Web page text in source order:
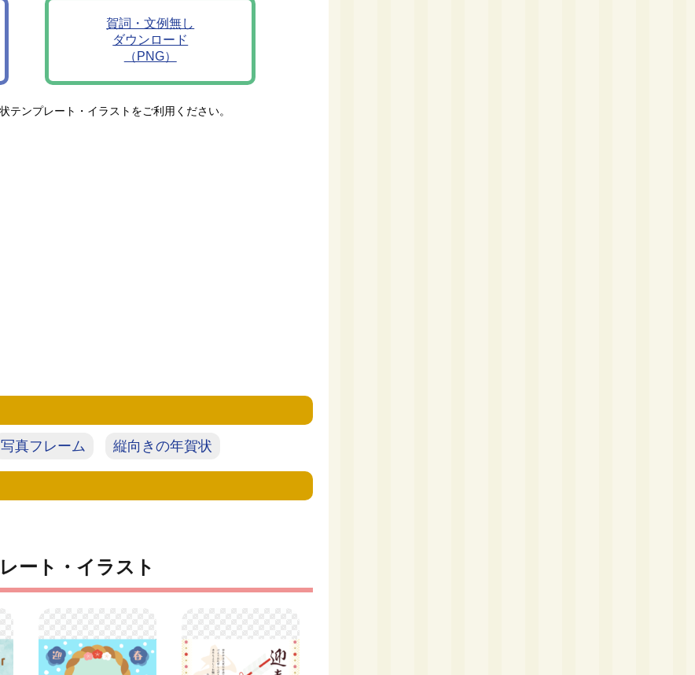
賀詞・文例無し
ダウンロード
（PNG）
テンプレート・イラストをご利用ください。
写真フレーム 縦向きの年賀状
ート・イラスト